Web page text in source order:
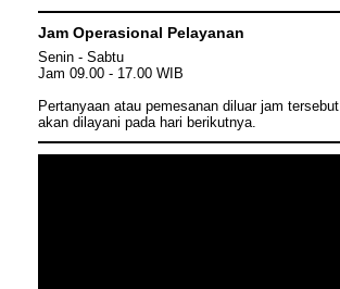
Jam Operasional Pelayanan
Senin - Sabtu
Jam 09.00 - 17.00 WIB
Pertanyaan atau pemesanan diluar jam tersebut
akan dilayani pada hari berikutnya.